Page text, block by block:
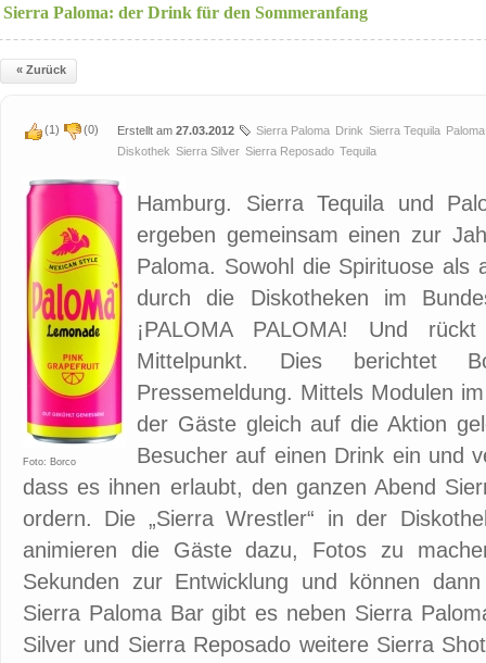
Sierra Paloma: der Drink für den Sommeranfang
« Zurück
(1) (0) Erstellt am 27.03.2012 Sierra Paloma Drink Sierra Tequila
Diskothek Sierra Silver Sierra Reposado Tequila
Foto: Borco
Hamburg. Sierra Tequila und
ergeben gemeinsam einen zur
Paloma. Sowohl die Spirituose als
durch die Diskotheken im
¡PALOMA PALOMA! Und
Mittelpunkt. Dies berichtet
Pressemeldung. Mittels Modulen
der Gäste gleich auf die Aktion
Besucher auf einen Drink ein und
dass es ihnen erlaubt, den ganzen Abend
ordern. Die „Sierra Wrestler“ in der
animieren die Gäste dazu, Fotos zu
Sekunden zur Entwicklung und können
Sierra Paloma Bar gibt es neben Sierra
Silver und Sierra Reposado weitere Sierra